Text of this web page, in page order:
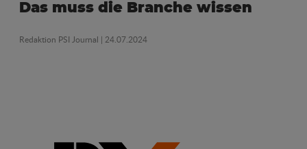
Das muss die Branche wissen
Redaktion PSI Journal | 24.07.2024